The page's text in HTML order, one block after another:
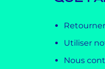
Utiliser
Nous